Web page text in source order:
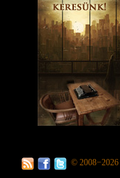
© 2008−2026